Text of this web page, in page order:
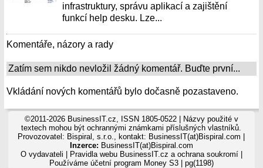
infrastruktury, správu aplikací a zajištění
funkcí help desku. Lze...
Komentáře, názory a rady
Zatím sem nikdo nevložil žádný komentář. Buďte první...
Vkládání nových komentářů bylo dočasně pozastaveno.
©2011-2026 BusinessIT.cz, ISSN 1805-0522 | Názvy použité v
textech mohou být ochrannými známkami příslušných vlastníků.
Provozovatel: Bispiral, s.r.o., kontakt: BusinessIT(at)Bispiral.com |
Inzerce: BusinessIT(at)Bispiral.com
O vydavateli
Pravidla webu BusinessIT.cz a ochrana soukromí|
Používáme účetní program Money S3| pg(1198)